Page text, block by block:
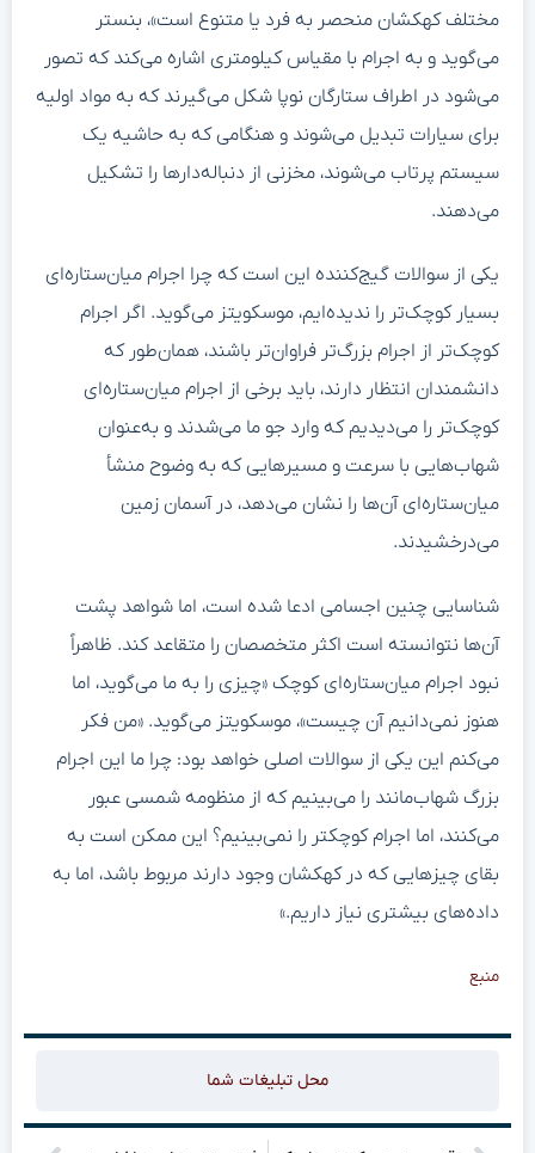
مختلف کهکشان منحصر به فرد یا متنوع است»، بنستر
می‌گوید و به اجرام با مقیاس کیلومتری اشاره می‌کند که تصور
می‌شود در اطراف ستارگان نوپا شکل می‌گیرند که به مواد اولیه
برای سیارات تبدیل می‌شوند و هنگامی که به حاشیه یک
سیستم پرتاب می‌شوند، مخزنی از دنباله‌دارها را تشکیل
می‌دهند.
یکی از سوالات گیج‌کننده این است که چرا اجرام میان‌ستاره‌ای
بسیار کوچک‌تر را ندیده‌ایم، موسکویتز می‌گوید. اگر اجرام
کوچک‌تر از اجرام بزرگ‌تر فراوان‌تر باشند، همان‌طور که
دانشمندان انتظار دارند، باید برخی از اجرام میان‌ستاره‌ای
کوچک‌تر را می‌دیدیم که وارد جو ما می‌شدند و به‌عنوان
شهاب‌هایی با سرعت و مسیرهایی که به وضوح منشأ
میان‌ستاره‌ای آن‌ها را نشان می‌دهد، در آسمان زمین
می‌درخشیدند.
شناسایی چنین اجسامی ادعا شده است، اما شواهد پشت
آن‌ها نتوانسته است اکثر متخصصان را متقاعد کند. ظاهراً
نبود اجرام میان‌ستاره‌ای کوچک «چیزی را به ما می‌گوید، اما
هنوز نمی‌دانیم آن چیست»، موسکویتز می‌گوید. «من فکر
می‌کنم این یکی از سوالات اصلی خواهد بود: چرا ما این اجرام
بزرگ شهاب‌مانند را می‌بینیم که از منظومه شمسی عبور
می‌کنند، اما اجرام کوچکتر را نمی‌بینیم؟ این ممکن است به
بقای چیزهایی که در کهکشان وجود دارند مربوط باشد، اما به
داده‌های بیشتری نیاز داریم.»
منبع
محل تبلیغات شما